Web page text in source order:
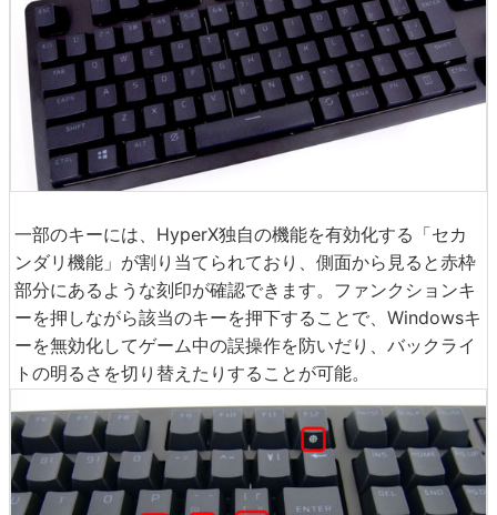
一部のキーには、HyperX独自の機能を有効化する「セカ
ンダリ機能」が割り当てられており、側面から見ると赤枠
部分にあるような刻印が確認できます。ファンクションキ
ーを押しながら該当のキーを押下することで、Windowsキ
ーを無効化してゲーム中の誤操作を防いだり、バックライ
トの明るさを切り替えたりすることが可能。